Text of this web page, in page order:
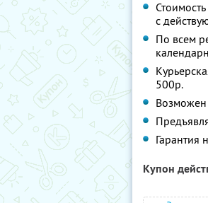
с
По всем
500р.
Гарантия
Купон